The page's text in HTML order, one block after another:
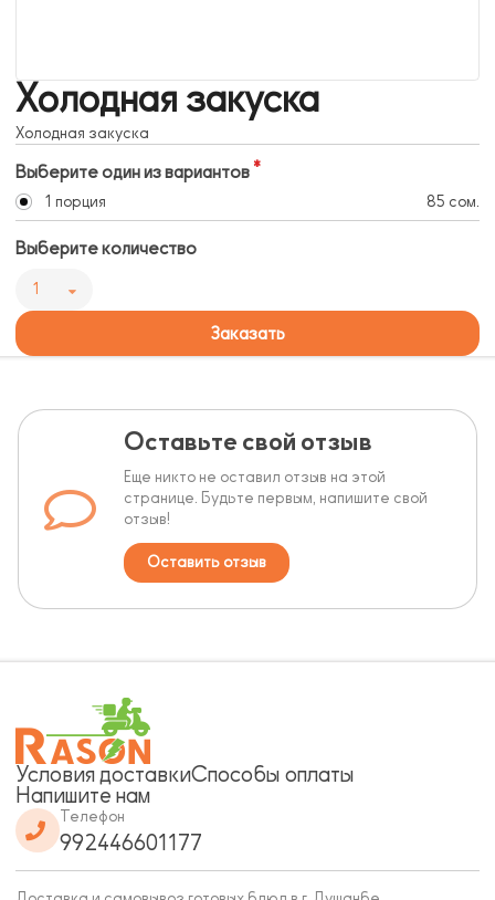
Холодная закуска
Холодная закуска
Выберите один из вариантов
1 порция 85 сом.
Выберите количество
1
Заказать
Оставьте свой отзыв
Еще никто не оставил отзыв на этой
странице. Будьте первым, напишите свой
отзыв!
Оставить отзыв
Условия доставкиСпособы оплаты
Напишите нам
Телефон
992446601177